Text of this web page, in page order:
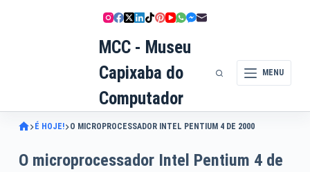
MCC - Museu
Capixaba do
Computador
MENU
É HOJE! O MICROPROCESSADOR INTEL PENTIUM 4 DE 2000
O microprocessador Intel Pentium 4 de